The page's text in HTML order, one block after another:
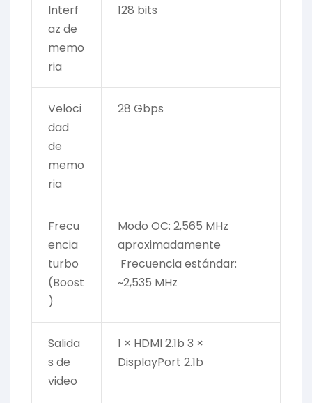
Interf
az de
memo
ria
128 bits
Veloci
dad
de
memo
ria
28 Gbps
Frecu
encia
turbo
(Boost
)
Modo OC: 2,565 MHz
aproximadamente
Frecuencia estándar:
~2,535 MHz
Salida
s de
video
1 × HDMI 2.1b 3 ×
DisplayPort 2.1b